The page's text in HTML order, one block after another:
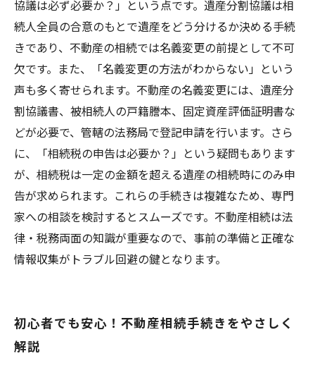
協議は必ず必要か？」という点です。遺産分割協議は相
続人全員の合意のもとで遺産をどう分けるか決める手続
きであり、不動産の相続では名義変更の前提として不可
欠です。また、「名義変更の方法がわからない」という
声も多く寄せられます。不動産の名義変更には、遺産分
割協議書、被相続人の戸籍謄本、固定資産評価証明書な
どが必要で、管轄の法務局で登記申請を行います。さら
に、「相続税の申告は必要か？」という疑問もあります
が、相続税は一定の金額を超える遺産の相続時にのみ申
告が求められます。これらの手続きは複雑なため、専門
家への相談を検討するとスムーズです。不動産相続は法
律・税務両面の知識が重要なので、事前の準備と正確な
情報収集がトラブル回避の鍵となります。
初心者でも安心！不動産相続手続きをやさしく
解説